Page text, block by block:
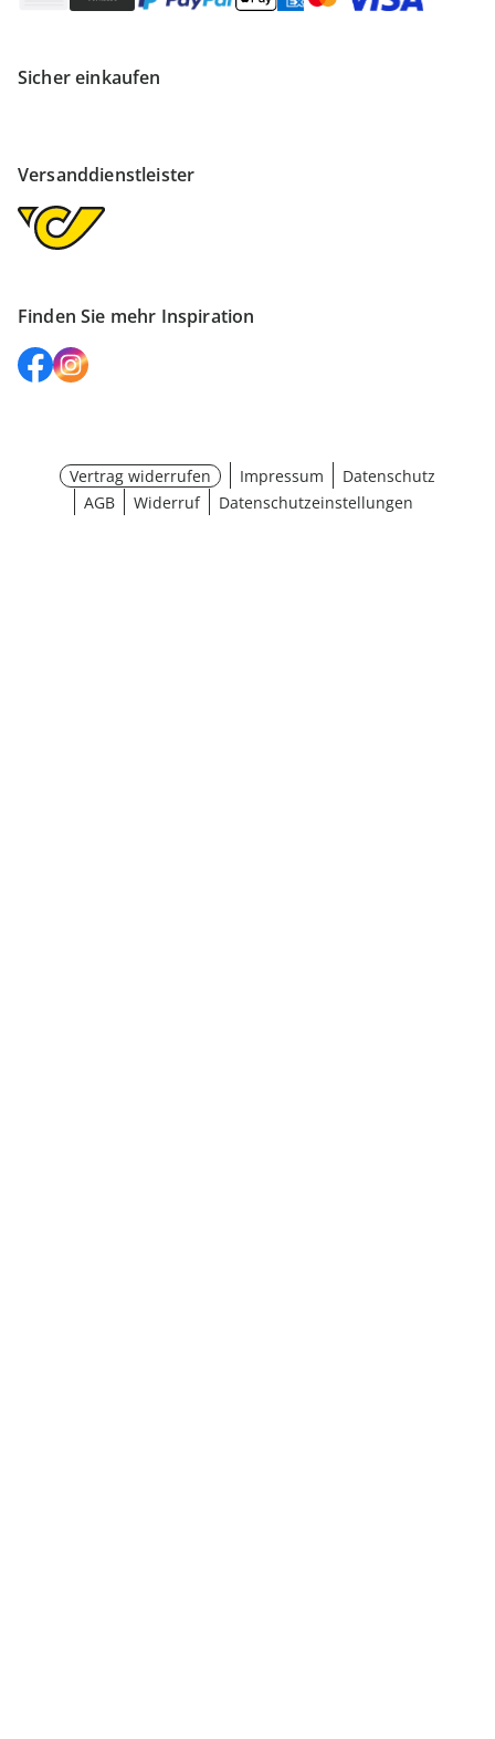
Sicher einkaufen
Versanddienstleister
Finden Sie mehr Inspiration
Vertrag widerrufen Impressum
Datenschutz
AGB
Widerruf Datenschutzeinstellungen